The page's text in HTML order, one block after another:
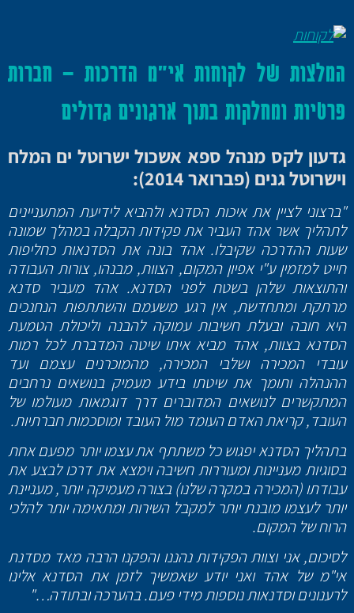
המלצות של לקוחות אי"מ הדרכות – חברות
פרטיות ומחלקות בתוך ארגונים גדולים
גדעון לקס מנהל ספא אשכול ישרוטל ים המלח
וישרוטל גנים (פברואר 2014):
"ברצוני לציין את איכות הסדנא ולהביא לידיעת המתעניינים
לתהליך אשר אהד העביר את פקידות הקבלה במהלך שמונה
שעות ההדרכה שקיבלו. אהד בונה את הסדנאות כחליפות
חייט למזמין ע"י אפיון המקום, הצוות, מבנהו, צורות העבודה
והתוצאות שלהן בשטח לפני הסדנא. אהד מעביר סדנא
מרתקת ומתחדשת, אין רגע משעמם והשתתפות הנחנכים
היא חובה ובעלת חשיבות עמוקה להבנה וליכולת הטמעת
הסדנא בצוות, אהד מביא איתו שיטה המדברת לכל רמות
עובדי המכירה ושלבי המכירה, מהמוכרנים עצמם ועד
ההנהלה ותומך את שיטתו בידע מעמיק בנושאים נרחבים
המתקשרים לנושאים המדוברים דרך דוגמאות מעולמו של
העובד, קריאת האדם העומד מול העובד ומוסכמות חברתיות.
בתהליך הסדנא יפגוש כל משתתף את עצמו יותר מפעם אחת
בסוגיות מעניינות ומעוררות חשיבה וימצא את דרכו לבצע את
עבודתו (המכירה במקרה שלנו) בצורה מעמיקה יותר, מעניינת
יותר לעצמו מובנת יותר למקבל השירות ומתאימה יותר להלכי
הרוח של המקום.
לסיכום, אני וצוות הפקידות נהננו והפקנו הרבה מאד מסדנת
אי"מ של אהד ואני יודע שאמשיך לזמן את הסדנא אלינו
לרענונים וסדנאות נוספות מידי פעם. בהערכה ובתודה…"